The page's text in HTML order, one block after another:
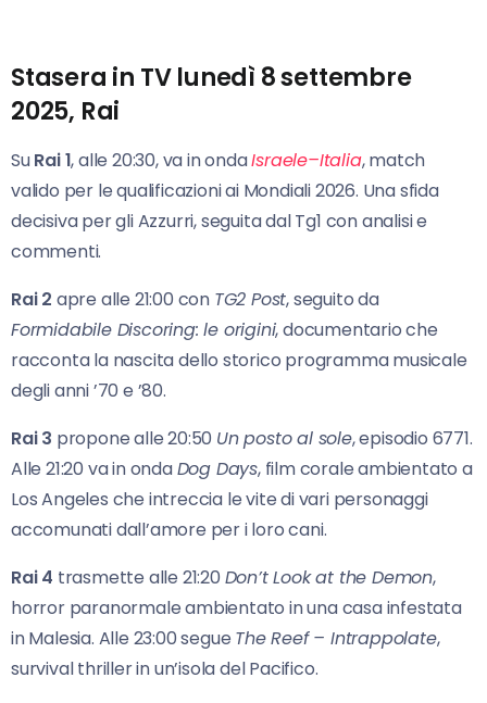
Stasera in TV lunedì 8 settembre
2025, Rai
SuRai 1, alle 20:30, va in ondaIsraele–Italia, match
valido per le qualificazioni ai Mondiali 2026. Una sfida
decisiva per gli Azzurri, seguita dal Tg1 con analisi e
commenti.
Rai 2 apre alle 21:00 con TG2 Post, seguito da
Formidabile Discoring: le origini, documentario che
racconta la nascita dello storico programma musicale
degli anni ’70 e ’80.
Rai 3 propone alle 20:50 Un posto al sole, episodio 6771.
Alle 21:20 va in ondaDog Days, film corale ambientato a
Los Angeles che intreccia le vite di vari personaggi
accomunati dall’amore per i loro cani.
Rai 4 trasmette alle 21:20 Don’t Look at the Demon,
horror paranormale ambientato in una casa infestata
in Malesia. Alle 23:00 segue The Reef – Intrappolate,
survival thriller in un’isola del Pacifico.